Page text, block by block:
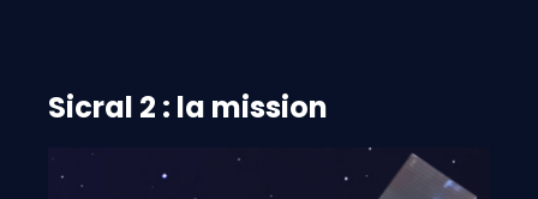
Sicral 2 : la mission